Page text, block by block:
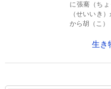
に張騫（ち
（せいいき
から胡（こ）
生き